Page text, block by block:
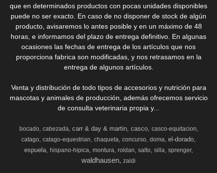
que en determinados productos con pocas unidades disponibles
puede no ser exacto. En caso de no disponer de stock de algún
producto, avisaremos lo antes posible y en un máximo de 48
horas, e informamos del plazo de entrega definitivo. En algunas
ocasiones las fechas de entrega de los artículos que nos
proporciona fabrica son modificadas, y nos retrasamos en la
entrega de algunos artículos.
Venta y distribución de todo tipos de accesorios y nutrición para
mascotas y animales de producción, además ofrecemos servicio
de consulta veterinaria propia y...
bocado cabezada carr & day & martin casco
casco-equitacion
catago catago-equestrian chaqueta concurso doma el-dorado
espuela hispano-hipica montura roldan salto silla sprenger
waldhausen zaldi